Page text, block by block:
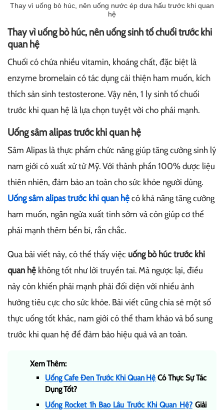
Thay vì uống bò húc, nên uống nước ép dưa hấu trước khi quan
hệ
Thay vì uống bò húc, nên uống sinh tố chuối trước khi
quan hệ
Chuối có chứa nhiều vitamin, khoáng chất, đặc biệt là
enzyme bromelain có tác dụng cải thiện ham muốn, kích
thích sản sinh testosterone. Vậy nên, 1 ly sinh tố chuối
trước khi quan hệ là lựa chọn tuyệt vời cho phái mạnh.
Uống sâm alipas trước khi quan hệ
Sâm Alipas là thực phẩm chức năng giúp tăng cường sinh lý
nam giới có xuất xứ từ Mỹ. Với thành phần 100% dược liệu
thiên nhiên, đảm bảo an toàn cho sức khỏe người dùng.
Uống sâm alipas trước khi quan hệcó khả năng tăng cường
ham muốn, ngăn ngừa xuất tinh sớm và còn giúp cơ thể
phái mạnh thêm bền bỉ, rắn chắc.
Qua bài viết này, có thể thấy việc uống bò húc trước khi
quan hệ không tốt như lời truyền tai. Mà ngược lại, điều
này còn khiến phái mạnh phải đối diện với nhiều ảnh
hưởng tiêu cực cho sức khỏe. Bài viết cũng chia sẻ một số
thực uống tốt khác, nam giới có thể tham khảo và bổ sung
trước khi quan hệ để đảm bảo hiệu quả và an toàn.
Xem Thêm:
Uống Cafe Đen Trước Khi Quan Hệ Có Thực Sự Tác
Dụng Tốt?
Uống Rocket 1h Bao Lâu Trước Khi Quan Hệ?Giải